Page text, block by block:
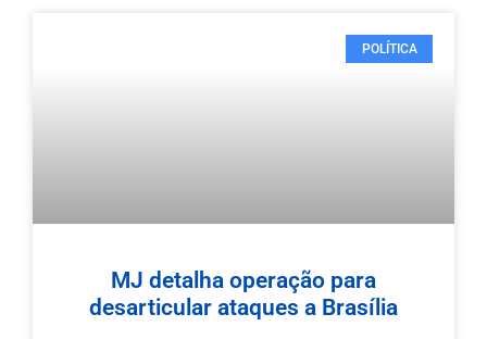
POLÍTICA
MJ detalha operação para
desarticular ataques a Brasília